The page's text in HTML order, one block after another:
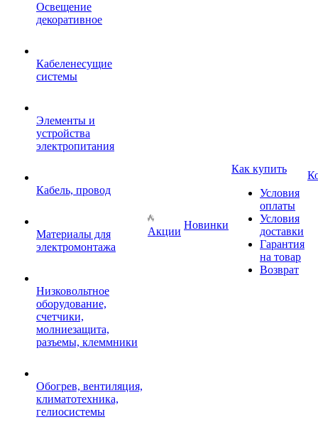
Освещение
декоративное
Кабеленесущие
системы
Элементы и
устройства
электропитания
Кабель, провод
Материалы для
электромонтажа
Низковольтное
оборудование,
счетчики,
молниезащита,
разъемы, клеммники
Обогрев, вентиляция,
климатотехника,
гелиосистемы
Акции
Новинки
Как купить
Условия
оплаты
Условия
доставки
Гарантия
на товар
Возврат